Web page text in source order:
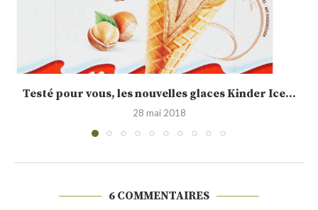
Calendrier de l’Avent jour 15 : idée cadeau,...
19 décembre 2015
6 COMMENTAIRES